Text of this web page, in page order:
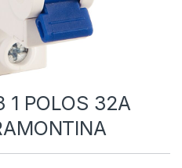
1 POLOS 32A